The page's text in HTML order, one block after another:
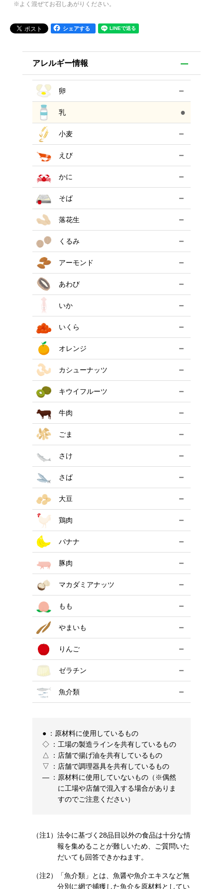
※よく混ぜてお召しあがりください。
シェアする
アレルギー情報
卵 －
乳 ●
小麦 －
えび －
かに －
そば －
落花生 －
くるみ －
アーモンド －
あわび －
いか －
いくら －
オレンジ －
カシューナッツ －
キウイフルーツ －
牛肉 －
ごま －
さけ －
さば －
大豆 －
鶏肉 －
バナナ －
豚肉 －
マカダミアナッツ －
もも －
やまいも －
りんご －
ゼラチン －
魚介類 －
● ： 原材料に使用しているもの
◇ ： 工場の製造ラインを共有しているもの
△
： 店舗で揚げ油を共有しているもの
▽
： 店舗で調理器具を共有しているもの
― ： 原材料に使用していないもの（※偶然
に工場や店舗で混入する場合がありま
すのでご注意ください）
（注1） 法令に基づく28品目以外の食品は十分な情
報を集めることが難しいため、ご質問いた
だいても回答できかねます。
（注2）
「魚介類」とは、魚醤や魚介エキスなど無
分別に網で捕獲した魚介を原材料としてい